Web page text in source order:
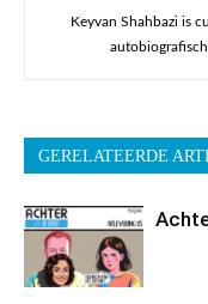
Keyvan Shahbazi is
GERELATEERDE